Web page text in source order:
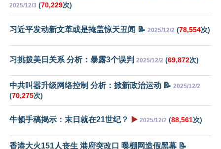
2025/12/3 (70,229次)
习近平发动新文革或是掩盖惊天丑闻 📝 2025/12/2 (78,554次)
习挑拨美日关系 分析：暴露3个误判 2025/12/2 (69,872次)
中共叫嚣升级网络控制 分析：掀新政治运动 📝 2025/12/2
(70,275次)
牛顿手稿揭示：末日就在21世纪？ ▶️ 2025/12/2 (88,561次)
香港大火151人丧生 港府突改口 曝棚网造假黑幕 📝